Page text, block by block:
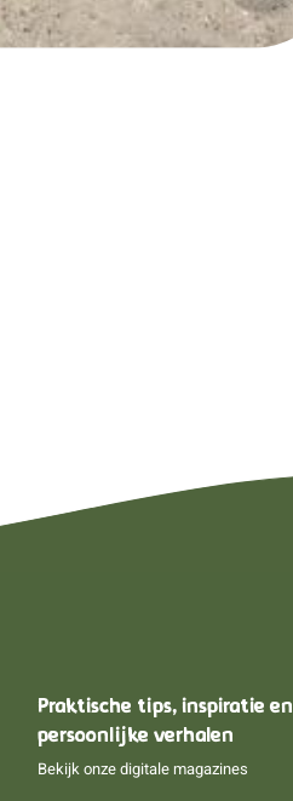
Praktische tips, inspiratie en
persoonlijke verhalen
Bekijk onze digitale magazines